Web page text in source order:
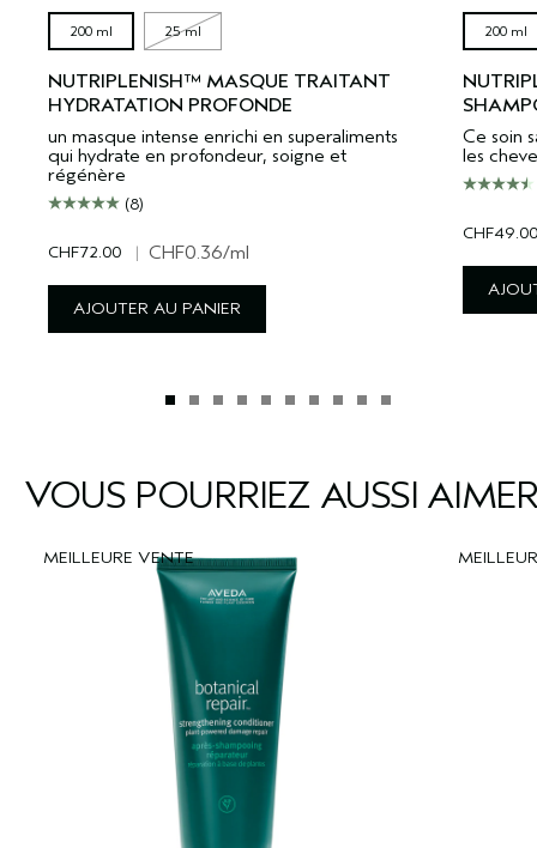
200 ml 25 ml
NUTRIPLENISH™ MASQUE TRAITANT
HYDRATATION PROFONDE
un masque intense enrichi en superaliments
qui hydrate en profondeur, soigne et
régénère
(8)
CHF72.00 | CHF0.36/ml
AJOUTER AU PANIER
200 ml
Ce soin
les
CHF49.00
VOUS POURRIEZ AUSSI AIMER
MEILLEURE VENTE